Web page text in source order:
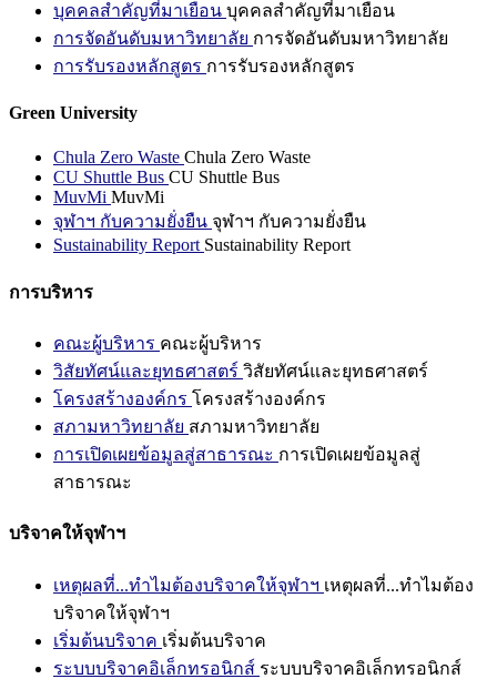
บุคคลสำคัญที่มาเยือน บุคคลสำคัญที่มาเยือน
การจัดอันดับมหาวิทยาลัย การจัดอันดับมหาวิทยาลัย
การรับรองหลักสูตร การรับรองหลักสูตร
Green University
Chula Zero Waste Chula Zero Waste
CU Shuttle Bus CU Shuttle Bus
MuvMi MuvMi
จุฬาฯ กับความยั่งยืน จุฬาฯ กับความยั่งยืน
Sustainability Report Sustainability Report
การบริหาร
คณะผู้บริหาร คณะผู้บริหาร
วิสัยทัศน์และยุทธศาสตร์ วิสัยทัศน์และยุทธศาสตร์
โครงสร้างองค์กร โครงสร้างองค์กร
สภามหาวิทยาลัย สภามหาวิทยาลัย
การเปิดเผยข้อมูลสู่สาธารณะ การเปิดเผยข้อมูลสู่
สาธารณะ
บริจาคให้จุฬาฯ
เหตุผลที่...ทำไมต้องบริจาคให้จุฬาฯ เหตุผลที่...ทำไมต้อง
บริจาคให้จุฬาฯ
เริ่มต้นบริจาค เริ่มต้นบริจาค
ระบบบริจาคอิเล็กทรอนิกส์ ระบบบริจาคอิเล็กทรอนิกส์